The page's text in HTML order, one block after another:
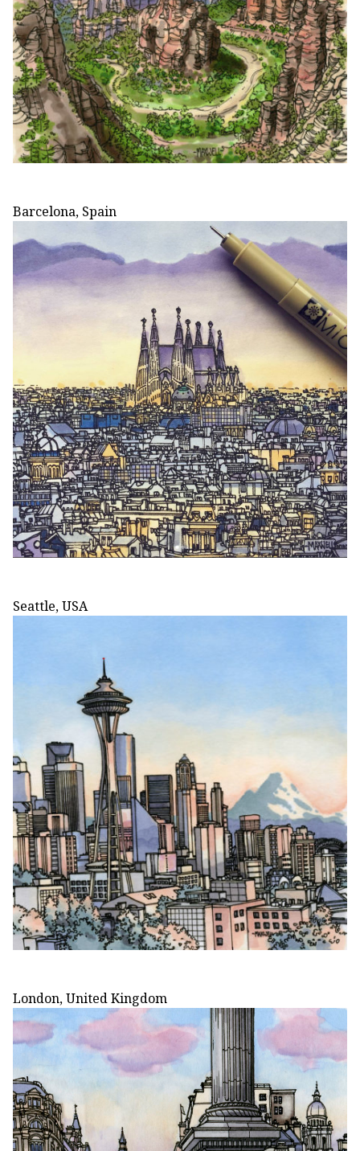
Barcelona, Spain
Seattle, USA
London, United Kingdom